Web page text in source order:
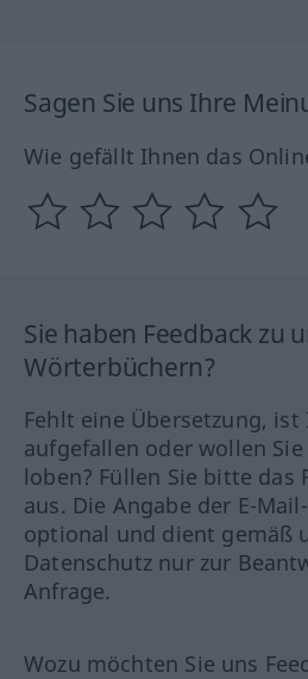
Sagen Sie uns Ihre
Wie gefällt Ihnen das
Sie haben Feedback zu
Wörterbüchern?
Fehlt eine Übersetzung,
aufgefallen oder wollen
loben? Füllen Sie bitte das
aus. Die Angabe der E-
optional und dient gemäß
Datenschutz nur zur
Anfrage.
Wozu möchten Sie uns